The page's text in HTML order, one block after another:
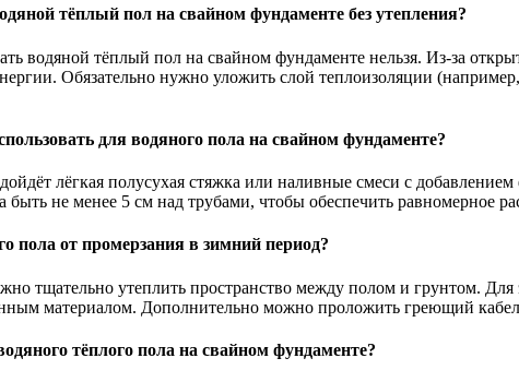
тёплый пол на свайном фундаменте без утепления?
водяной тёплый пол на свайном фундаменте нельзя. Из-за
Обязательно нужно уложить слой теплоизоляции
для водяного пола на свайном фундаменте?
лёгкая полусухая стяжка или наливные смеси с
не менее 5 см над трубами, чтобы обеспечить равномерное
пола от промерзания в зимний период?
тщательно утеплить пространство между полом и грунтом.
материалом. Дополнительно можно проложить греющий
тёплого пола на свайном фундаменте?